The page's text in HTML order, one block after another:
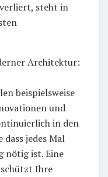
verliert, steht in
Architektur:
beispielsweise
und
in den
jedes Mal
nötig ist. Eine
Ihre